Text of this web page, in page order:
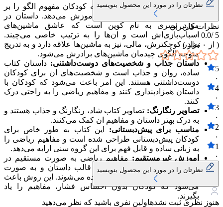
اموزش مفهوم الگو:این کتاب به کودکان مفهوم الگو را بر
اساس رنگ و صدای ماشین‌ها اموزش می‌دهد. داستان در
مورد پسری به نام کوین است که عاشق ماشین‌های
اسباب‌بازی‌اش است و ان‌ها را به ترتیب خاصی می‌چیند.
برادر کوچکترش، مالی، نیز به ماشین‌ها علاقه دارد و به تدریج
متوجه الگوی چیدمان ماشین‌های برادرش می‌شود.
داستان جذاب و شخصیت‌های دوست‌داشتنی: داستان کتاب
ساده، روان و جذاب است و شخصیت‌های ان برای کودکان
دوست‌داشتنی هستند. این امر باعث می‌شود که کودکان با
داستان همزادپنداری کنند و مفاهیم ریاضی را به راحتی درک
کنند.
تصاویر رنگارنگ: تصاویر کتاب شاد، رنگارنگ و جذاب هستند و
به درک بهتر داستان و مفاهیم ان کمک می‌کنند.
مناسب برای پیش‌دبستانی:
این کتاب به طور خاص برای
کودکان پیش‌دبستانی طراحی شده است و مفاهیم ریاضی را
به زبانی ساده و قابل فهم برای این گروه سنی ارایه می‌دهد.
اموزش غیرمستقیم: مفاهیم ریاضی به صورت مستقیم در
کتاب مطرح نمی‌شوند، بلکه در قالب داستان و به صورت
غیرمستقیم به کودکان اموزش داده می‌شوند. این روش باعث
می‌شود که کودکان بدون احساس فشار، مفاهیم را یاد
بگیرند.
نظرتان را در مورد این محصول بنویسید
نظرات کاربران
5 /
0.0
( از
۰ نظر )
5
۰
4
۰
3
۰
2
۰
1
۰
نظرتان را در مورد این محصول بنویسید
هنوز نظری ثبت نشدهاولین نفری باشید که نظر می‌دهید